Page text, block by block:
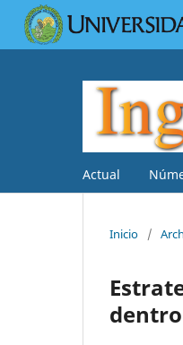
Actual
Inicio /
dentro